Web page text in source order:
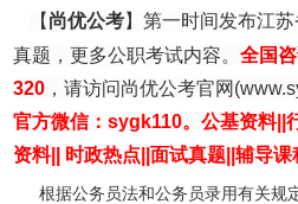
用843名主任科员以下及其他相当职
【 尚优公考】第一时间发布江
真题，更多公职考试内容。全国
320 ，请访问尚优公考官网 (
官方微信：sygk110。公基资料| |
资料|| 时政热点 ||面试真题 ||辅导课
根据公务员法和公务员录用有关规